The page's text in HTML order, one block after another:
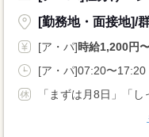
[勤務地・面接地]/
[ア・パ]時給1,200円
[ア・パ]07:20〜17:20